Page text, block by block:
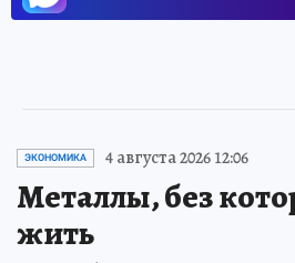
ЭКОНОМИКА 4 августа 2026 12:06
Металлы, без
жить